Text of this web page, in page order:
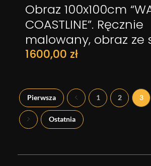
Obraz 100x100cm
COASTLINE”. Ręcznie
malowany, obraz ze
1600,00 zł
DODAJ
Pierwsza 1 2 3
Ostatnia